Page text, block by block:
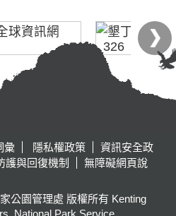
彙 隱私權政策
資訊安全政
護與回復機制
無障礙網頁說
公園管理處 版權所有 Kenting
National Park Service,